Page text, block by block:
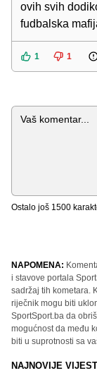
ovih svih
fudbalska
1 1
Komentar
Ostalo još 1500
NAPOMENA:
i stavove portala
sadržaj tih kometara.
riječnik mogu biti
SportSport.ba da
mogućnost da među
biti u suprotnosti sa
NAJNOVIJE VIJESTI